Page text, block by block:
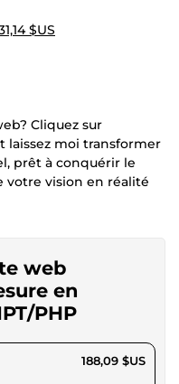
$US
Cliquez sur
laissez moi transformer
prêt à conquérir le
votre vision en réalité
web
en
PHP
188,09 $US